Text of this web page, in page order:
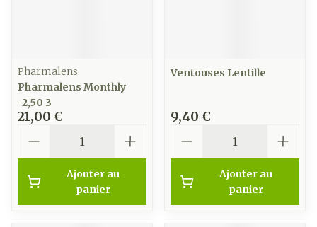
Pharmalens
Pharmalens Monthly
-2,50 3
21,00 €
Ajouter au
panier
Ventouses Lentille
9,40 €
Ajouter au
panier